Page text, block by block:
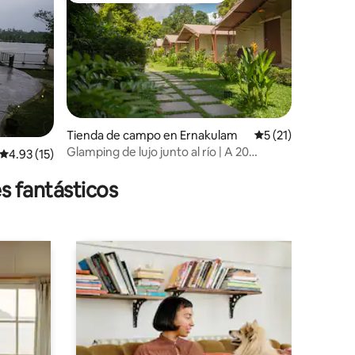
Calificación promedio: 4.93 de 5, 15 reseñas
4.93 (15)
Tienda de campo en Ernakulam Calificación
5 (21)
Glamping de lujo junto al río | A 20
fantásticos